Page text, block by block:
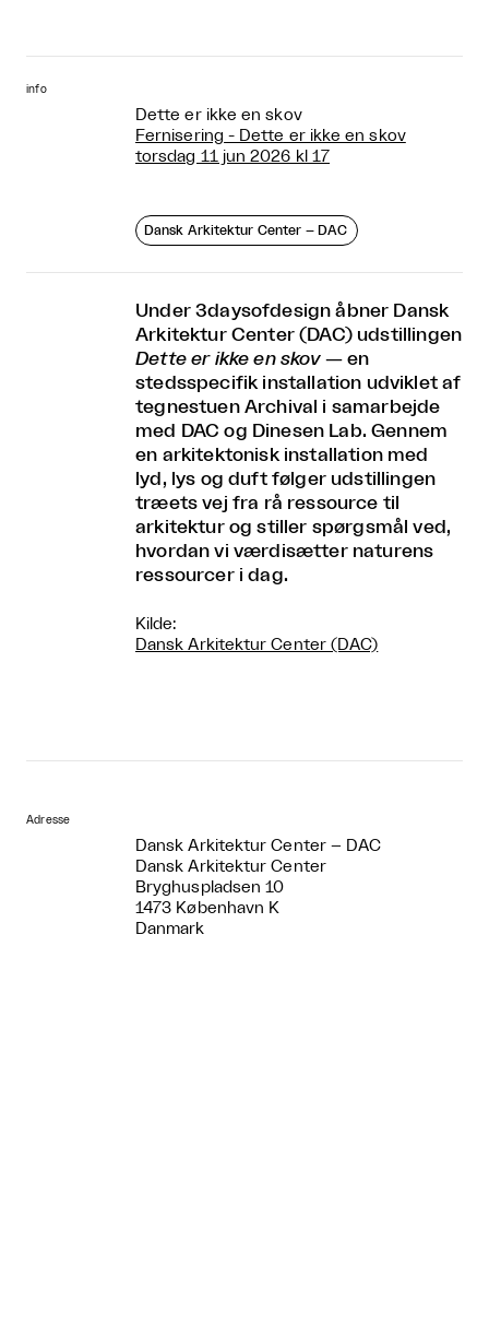
info
Dette er ikke en skov
Fernisering - Dette er ikke en skov
torsdag 11 jun 2026 kl 17
Dansk Arkitektur Center – DAC
Under 3daysofdesign åbner Dansk
Arkitektur Center (DAC) udstillingen
Dette er ikke en skov— en
stedsspecifik installation udviklet af
tegnestuen Archival i samarbejde
med DAC og Dinesen Lab. Gennem
en arkitektonisk installation med
lyd, lys og duft følger udstillingen
træets vej fra rå ressource til
arkitektur og stiller spørgsmål ved,
hvordan vi værdisætter naturens
ressourcer i dag.
Kilde:
Dansk Arkitektur Center (DAC)
Adresse
Dansk Arkitektur Center – DAC
Dansk Arkitektur Center
Bryghuspladsen 10
1473 København K
Danmark